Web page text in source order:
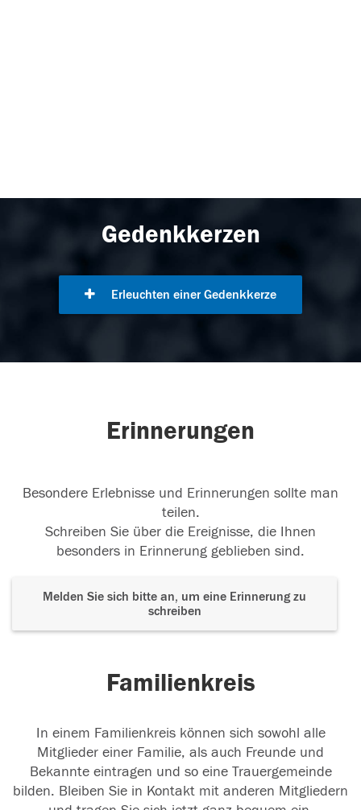
Gedenkkerzen
Erleuchten einer Gedenkkerze
Erinnerungen
Besondere Erlebnisse und Erinnerungen sollte man
teilen.
Schreiben Sie über die Ereignisse, die Ihnen
besonders in Erinnerung geblieben sind.
Melden Sie sich bitte an, um eine Erinnerung zu
schreiben
Familienkreis
In einem Familienkreis können sich sowohl alle
Mitglieder einer Familie, als auch Freunde und
Bekannte eintragen und so eine Trauergemeinde
bilden. Bleiben Sie in Kontakt mit anderen Mitgliedern